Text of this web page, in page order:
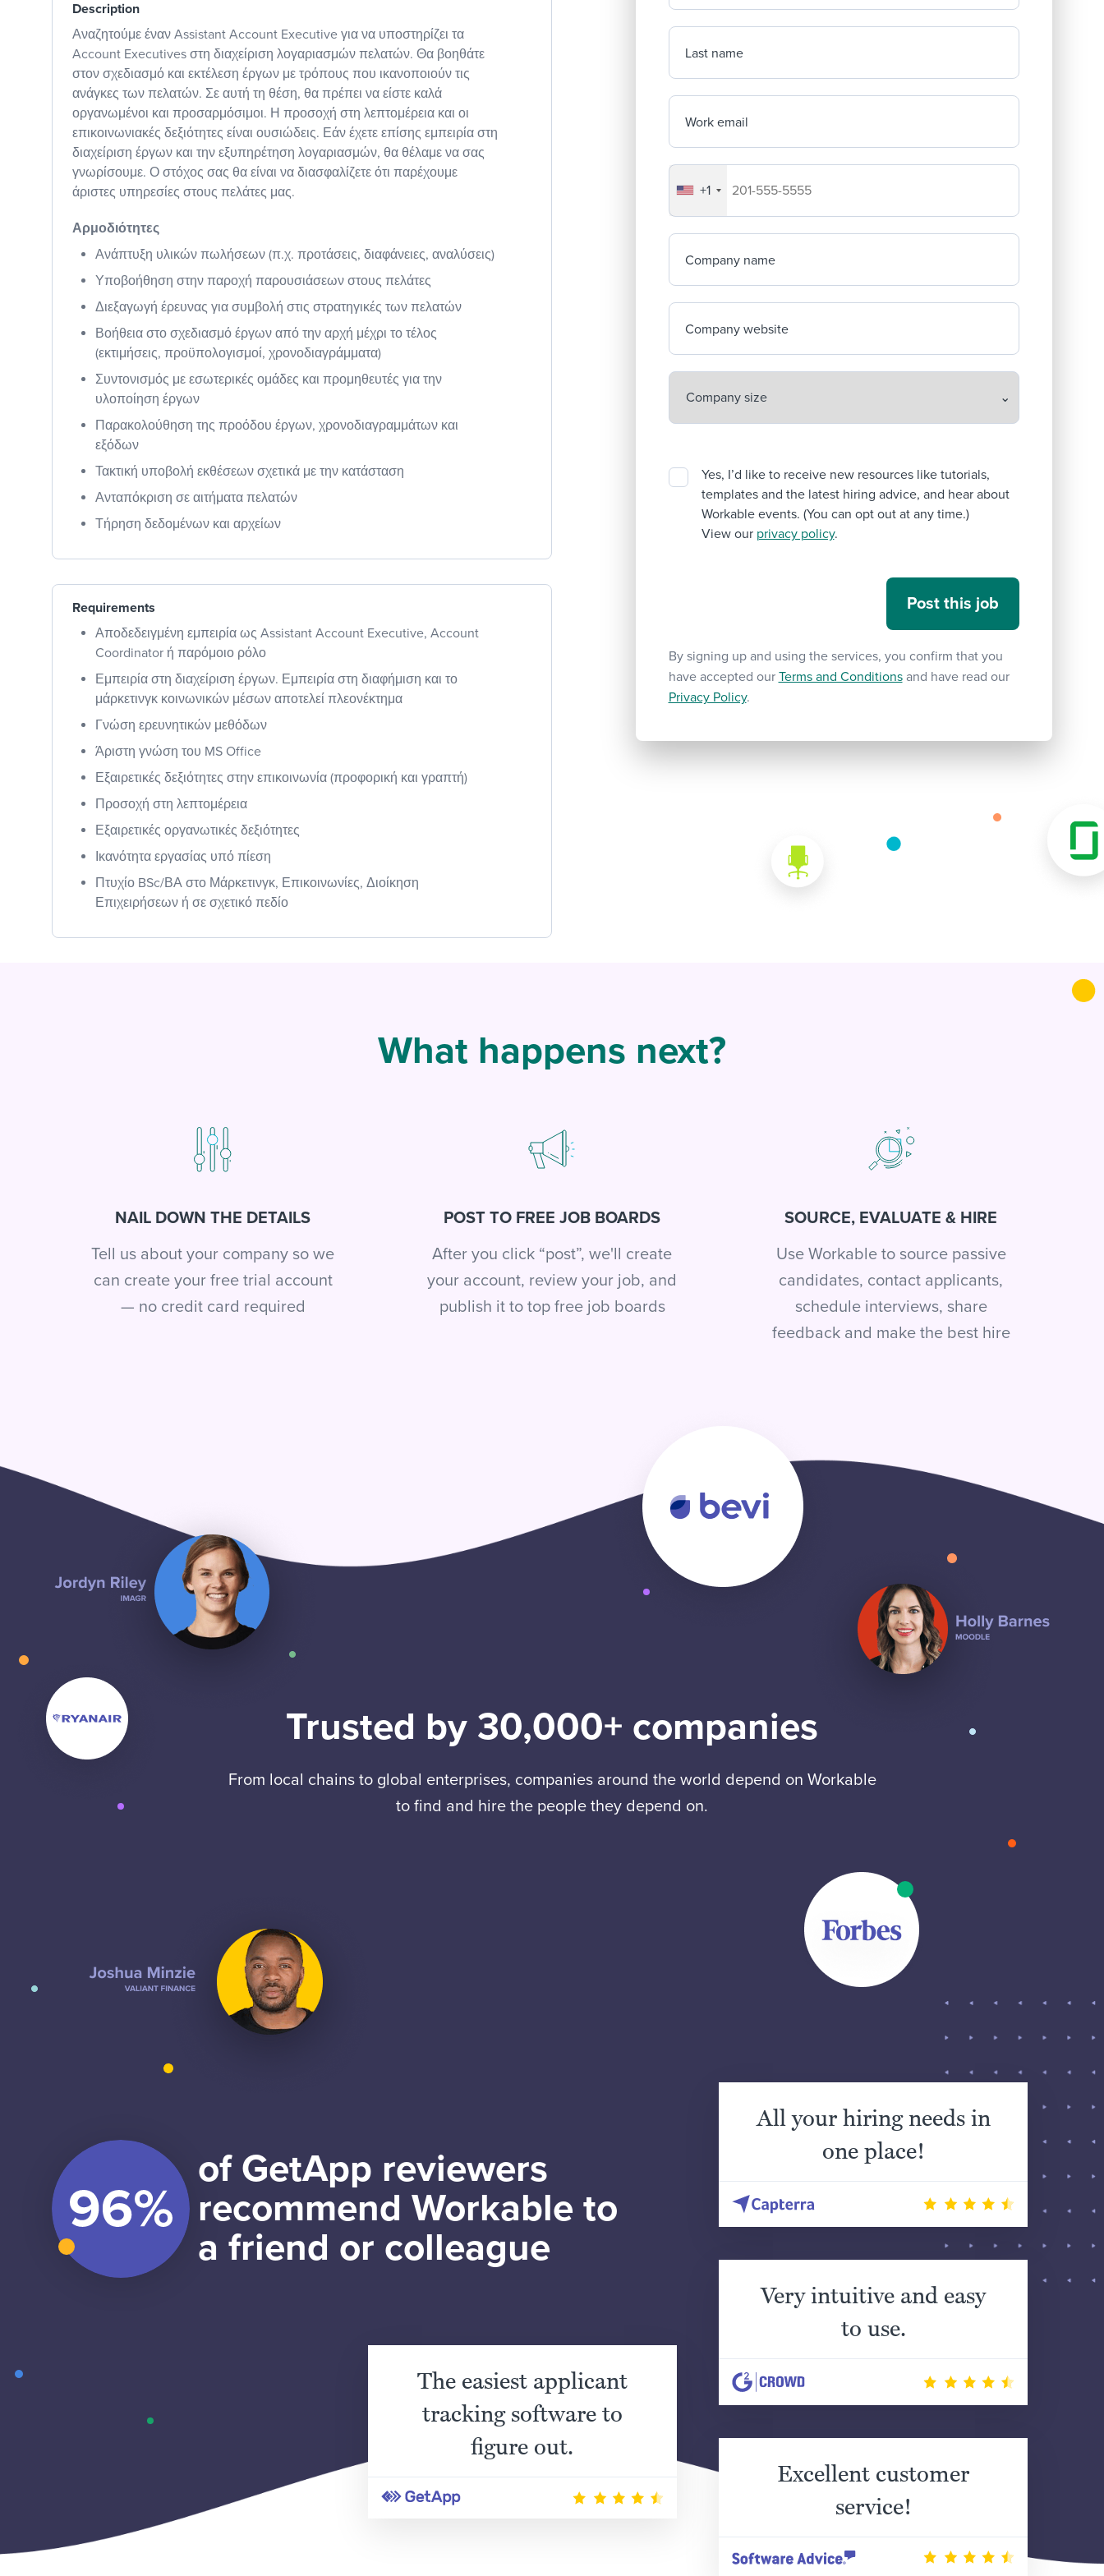
Description
Αναζητούμε έναν Assistant Account Executive για να υποστηρίζει τα
Account Executives στη διαχείριση λογαριασμών πελατών. Θα βοηθάτε
στον σχεδιασμό και εκτέλεση έργων με τρόπους που ικανοποιούν τις
ανάγκες των πελατών. Σε αυτή τη θέση, θα πρέπει να είστε καλά
οργανωμένοι και προσαρμόσιμοι. Η προσοχή στη λεπτομέρεια και οι
επικοινωνιακές δεξιότητες είναι ουσιώδεις. Εάν έχετε επίσης εμπειρία στη
διαχείριση έργων και την εξυπηρέτηση λογαριασμών, θα θέλαμε να σας
γνωρίσουμε. Ο στόχος σας θα είναι να διασφαλίζετε ότι παρέχουμε
άριστες υπηρεσίες στους πελάτες μας.
Αρμοδιότητες
Ανάπτυξη υλικών πωλήσεων (π.χ. προτάσεις, διαφάνειες, αναλύσεις)
Υποβοήθηση στην παροχή παρουσιάσεων στους πελάτες
Διεξαγωγή έρευνας για συμβολή στις στρατηγικές των πελατών
Βοήθεια στο σχεδιασμό έργων από την αρχή μέχρι το τέλος
(εκτιμήσεις, προϋπολογισμοί, χρονοδιαγράμματα)
Συντονισμός με εσωτερικές ομάδες και προμηθευτές για την
υλοποίηση έργων
Παρακολούθηση της προόδου έργων, χρονοδιαγραμμάτων και
εξόδων
Τακτική υποβολή εκθέσεων σχετικά με την κατάσταση
Ανταπόκριση σε αιτήματα πελατών
Τήρηση δεδομένων και αρχείων
Requirements
Αποδεδειγμένη εμπειρία ως Assistant Account Executive, Account
Coordinator ή παρόμοιο ρόλο
Εμπειρία στη διαχείριση έργων. Εμπειρία στη διαφήμιση και το
μάρκετινγκ κοινωνικών μέσων αποτελεί πλεονέκτημα
Γνώση ερευνητικών μεθόδων
Άριστη γνώση του MS Office
Εξαιρετικές δεξιότητες στην επικοινωνία (προφορική και γραπτή)
Προσοχή στη λεπτομέρεια
Εξαιρετικές οργανωτικές δεξιότητες
Ικανότητα εργασίας υπό πίεση
Πτυχίο BSc/ΒΑ στο Μάρκετινγκ, Επικοινωνίες, Διοίκηση
Επιχειρήσεων ή σε σχετικό πεδίο
Last name
Work email
Your company's phone number
+1
Company name
Company website
Yes, I’d like to receive new resources like tutorials,
templates and the latest hiring advice, and hear about
Workable events. (You can opt out at any time.)
View our privacy policy.
By signing up and using the services, you confirm that you
have accepted our Terms and Conditionsand have read our
Privacy Policy.
What happens next?
NAIL DOWN THE DETAILS
Tell us about your company so we
can create your free trial account
— no credit card required
POST TO FREE JOB BOARDS
After you click “post”, we'll create
your account, review your job, and
publish it to top free job boards
SOURCE, EVALUATE & HIRE
Use Workable to source passive
candidates, contact applicants,
schedule interviews, share
feedback and make the best hire
Trusted by 30,000+ companies
From local chains to global enterprises, companies around the world depend on Workable
to find and hire the people they depend on.
of GetApp reviewers
recommend Workable to
a friend or colleague
The easiest applicant
tracking software to
figure out.
All your hiring needs in
one place!
Very intuitive and easy
to use.
Excellent customer
service!